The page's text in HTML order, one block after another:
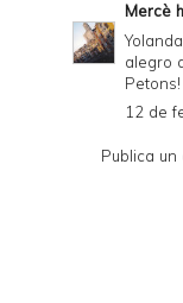
Mercè
alegro
Petons!
12 de
Publica